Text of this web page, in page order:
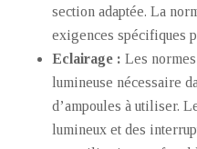
section adaptée. La
exigences spécifiques
Eclairage : Les
lumineuse nécessaire
d’ampoules à utiliser.
lumineux et des